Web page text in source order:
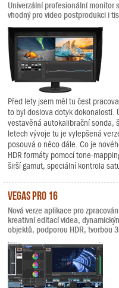
Univerzální profesionální monitor
vhodný pro video postprodukci i
Před lety jsem měl tu čest
to byl doslova dotyk
vestavěná autokalibrační sonda,
letech vývoje tu je vylepšená
posouvá o něco dále. Co je
HDR formáty pomocí tone-
širší gamut, speciální kontrola
Vegas Pro 16
Nová verze aplikace pro
kreativní editací videa,
objektů, podporou HDR, tvorbou